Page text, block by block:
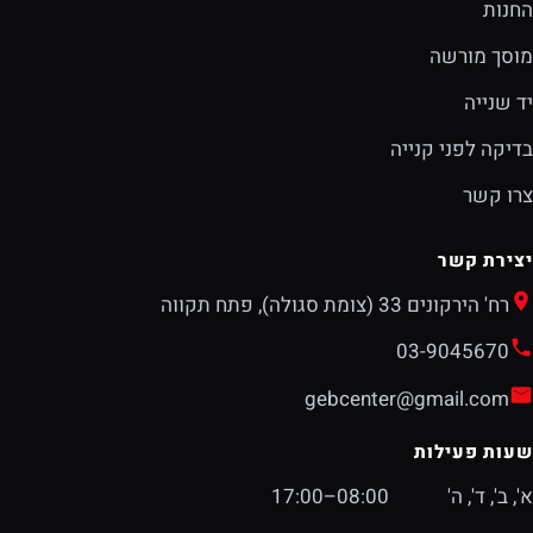
החנות
מוסך מורשה
יד שנייה
בדיקה לפני קנייה
צרו קשר
יצירת קשר
רח' הירקונים 33 (צומת סגולה), פתח תקווה
03-9045670
gebcenter@gmail.com
שעות פעילות
א', ב', ד', ה'
08:00–17:00